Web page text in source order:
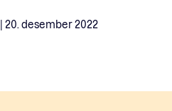
20. desember 2022